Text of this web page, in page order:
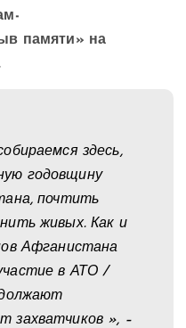
памяти» на
здесь,
годовщину
почтить
живых. Как и
Афганистана
в АТО /
захватчиков », –